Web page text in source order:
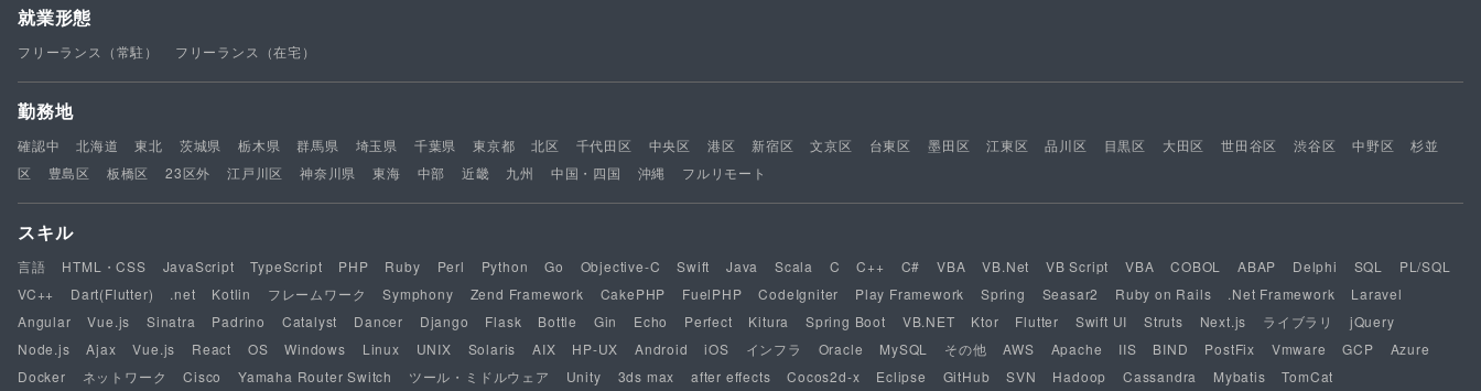
就業形態
フリーランス（常駐） フリーランス（在宅）
勤務地
確認中 北海道 東北 茨城県 栃木県 群馬県 埼玉県 千葉県 東京都 北区 千代田区 中央区 港区 新宿区 文京区 台東区 墨田区 江東区 品川区 目黒区 大田区 世田谷区 渋谷区 中野区
杉並
区
豊島区 板橋区 23区外 江戸川区 神奈川県 東海 中部 近畿 九州 中国・四国 沖縄 フルリモート
スキル
言語 HTML・CSS JavaScript TypeScript PHP Ruby Perl Python Go Objective-C Swift Java Scala C C++ C# VBA VB.Net VB Script VBA COBOL ABAP Delphi SQL
PL/SQL
VC++
Dart(Flutter) .net Kotlin フレームワーク Symphony Zend Framework CakePHP FuelPHP CodeIgniter Play Framework Spring Seasar2 Ruby on Rails .Net Framework
Laravel
Angular
Vue.js Sinatra Padrino Catalyst Dancer Django Flask Bottle Gin Echo Perfect Kitura Spring Boot VB.NET Ktor Flutter Swift UI Struts Next.js ライブラリ
jQuery
Node.js
Ajax Vue.js React OS Windows Linux UNIX Solaris AIX HP-UX Android iOS インフラ Oracle MySQL その他 AWS Apache IIS BIND PostFix Vmware GCP
Azure
Docker
ネットワーク Cisco Yamaha Router Switch ツール・ミドルウェア Unity 3ds max after effects Cocos2d-x Eclipse GitHub SVN Hadoop Cassandra Mybatis TomCat